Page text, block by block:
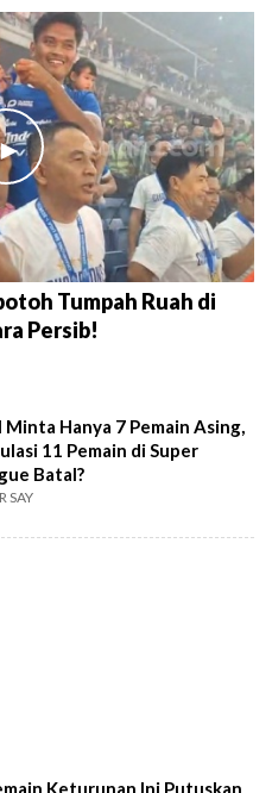
Tumpah Ruah di
Persib!
Minta Hanya 7 Pemain Asing,
11 Pemain di Super
Batal?
SAY
Keturunan Ini Putuskan